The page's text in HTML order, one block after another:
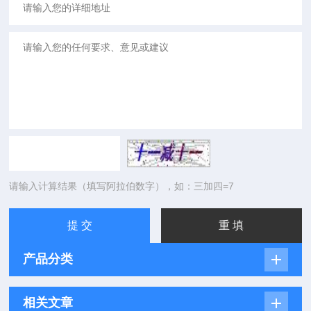
请输入计算结果（填写阿拉伯数字），如：三加四=7
产品分类
相关文章